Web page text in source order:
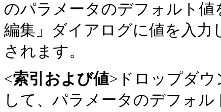
のパラメータのデフォルト
編集」ダイアログに値を入
されます。
<索引および値>ドロップダウ
して、パラメータのデフォ